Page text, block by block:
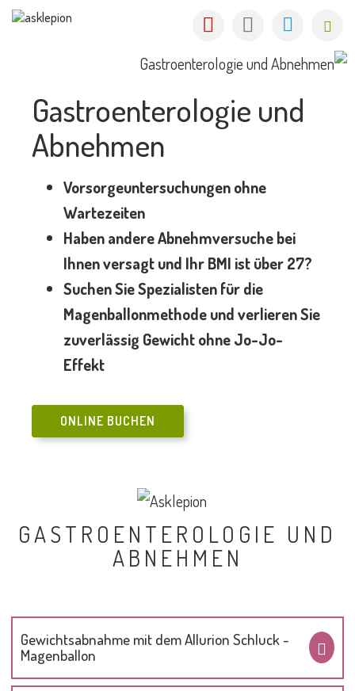
Gastroenterologie und
Abnehmen
Vorsorgeuntersuchungen ohne
Wartezeiten
Haben andere Abnehmversuche bei
Ihnen versagt und Ihr BMI ist über 27?
Suchen Sie Spezialisten für die
Magenballonmethode und verlieren Sie
zuverlässig Gewicht ohne Jo-Jo-
Effekt
ONLINE BUCHEN
GASTROENTEROLOGIE UND
ABNEHMEN
Gewichtsabnahme mit dem Allurion Schluck -
Magenballon